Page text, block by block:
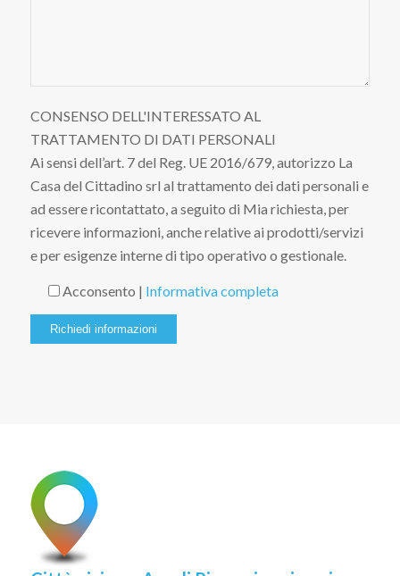
CONSENSO DELL'INTERESSATO AL
TRATTAMENTO DI DATI PERSONALI
Ai sensi dell’art. 7 del Reg. UE 2016/679, autorizzo La
Casa del Cittadino srl al trattamento dei dati personali e
ad essere ricontattato, a seguito di Mia richiesta, per
ricevere informazioni, anche relative ai prodotti/servizi
e per esigenze interne di tipo operativo o gestionale.
Acconsento | Informativa completa